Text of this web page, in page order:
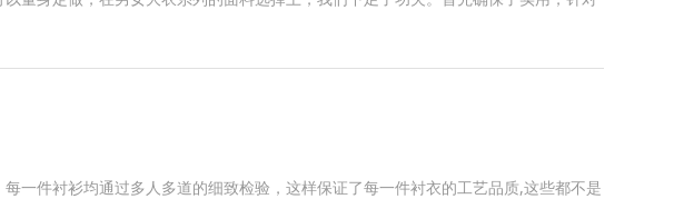
一件衬衫均通过多人多道的细致检验，这样保证了每一件衬衣的工艺品质,这些都不是